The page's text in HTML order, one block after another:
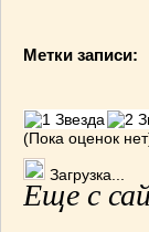
Метки записи:
(Пока оценок
Загрузка...
Еще с